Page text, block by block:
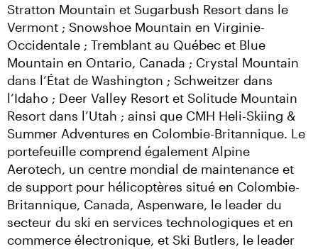
Stratton Mountain et Sugarbush Resort dans le
Vermont ; Snowshoe Mountain en Virginie-
Occidentale ; Tremblant au Québec et Blue
Mountain en Ontario, Canada ; Crystal Mountain
dans l’État de Washington ; Schweitzer dans
l’Idaho ; Deer Valley Resort et Solitude Mountain
Resort dans l’Utah ; ainsi que CMH Heli-Skiing &
Summer Adventures en Colombie-Britannique. Le
portefeuille comprend également Alpine
Aerotech, un centre mondial de maintenance et
de support pour hélicoptères situé en Colombie-
Britannique, Canada, Aspenware, le leader du
secteur du ski en services technologiques et en
commerce électronique, et Ski Butlers, le leader